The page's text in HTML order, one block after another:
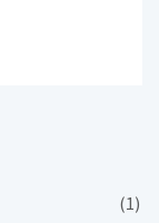
(1)